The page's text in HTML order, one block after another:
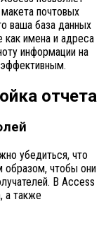
почтовых
ваша база данных
имена и адреса
информации на
отчета
убедиться, что
образом, чтобы они
В Access
а также